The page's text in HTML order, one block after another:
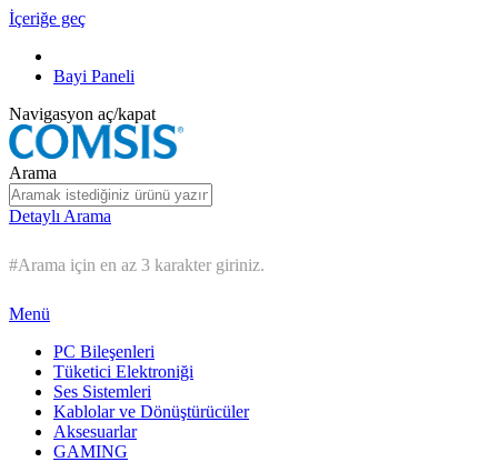
İçeriğe geç
Bayi Paneli
Navigasyon aç/kapat
Arama
Detaylı Arama
#Arama için en az 3 karakter giriniz.
Menü
PC Bileşenleri
Tüketici Elektroniği
Ses Sistemleri
Kablolar ve Dönüştürücüler
Aksesuarlar
GAMING